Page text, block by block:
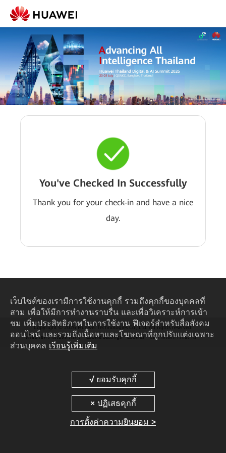
You've Checked In Successfully
Thank you for your check-in and have a nice
day.
Copyright © 2026 Huawei Technologies Co., Ltd. All rights reserved.
นโยบายความเป็นส่วนตัว
Cookie Settings Cookies ข้อกำหนดการใช้งาน
เว็บไซต์ของเรามีการใช้งานคุกกี้ รวมถึงคุกกี้ของบุคคลที่
สาม เพื่อให้มีการทำงานราบรื่น และเพื่อวิเคราะห์การเข้า
ชม เพิ่มประสิทธิภาพในการใช้งาน ฟีเจอร์สำหรับสื่อสังคม
ออนไลน์ และรวมถึงเนื้อหาและโฆษณาที่ถูกปรับแต่งเฉพาะ
ส่วนบุคคล เรียนรู้เพิ่มเติม
การตั้งค่าความยินยอม >